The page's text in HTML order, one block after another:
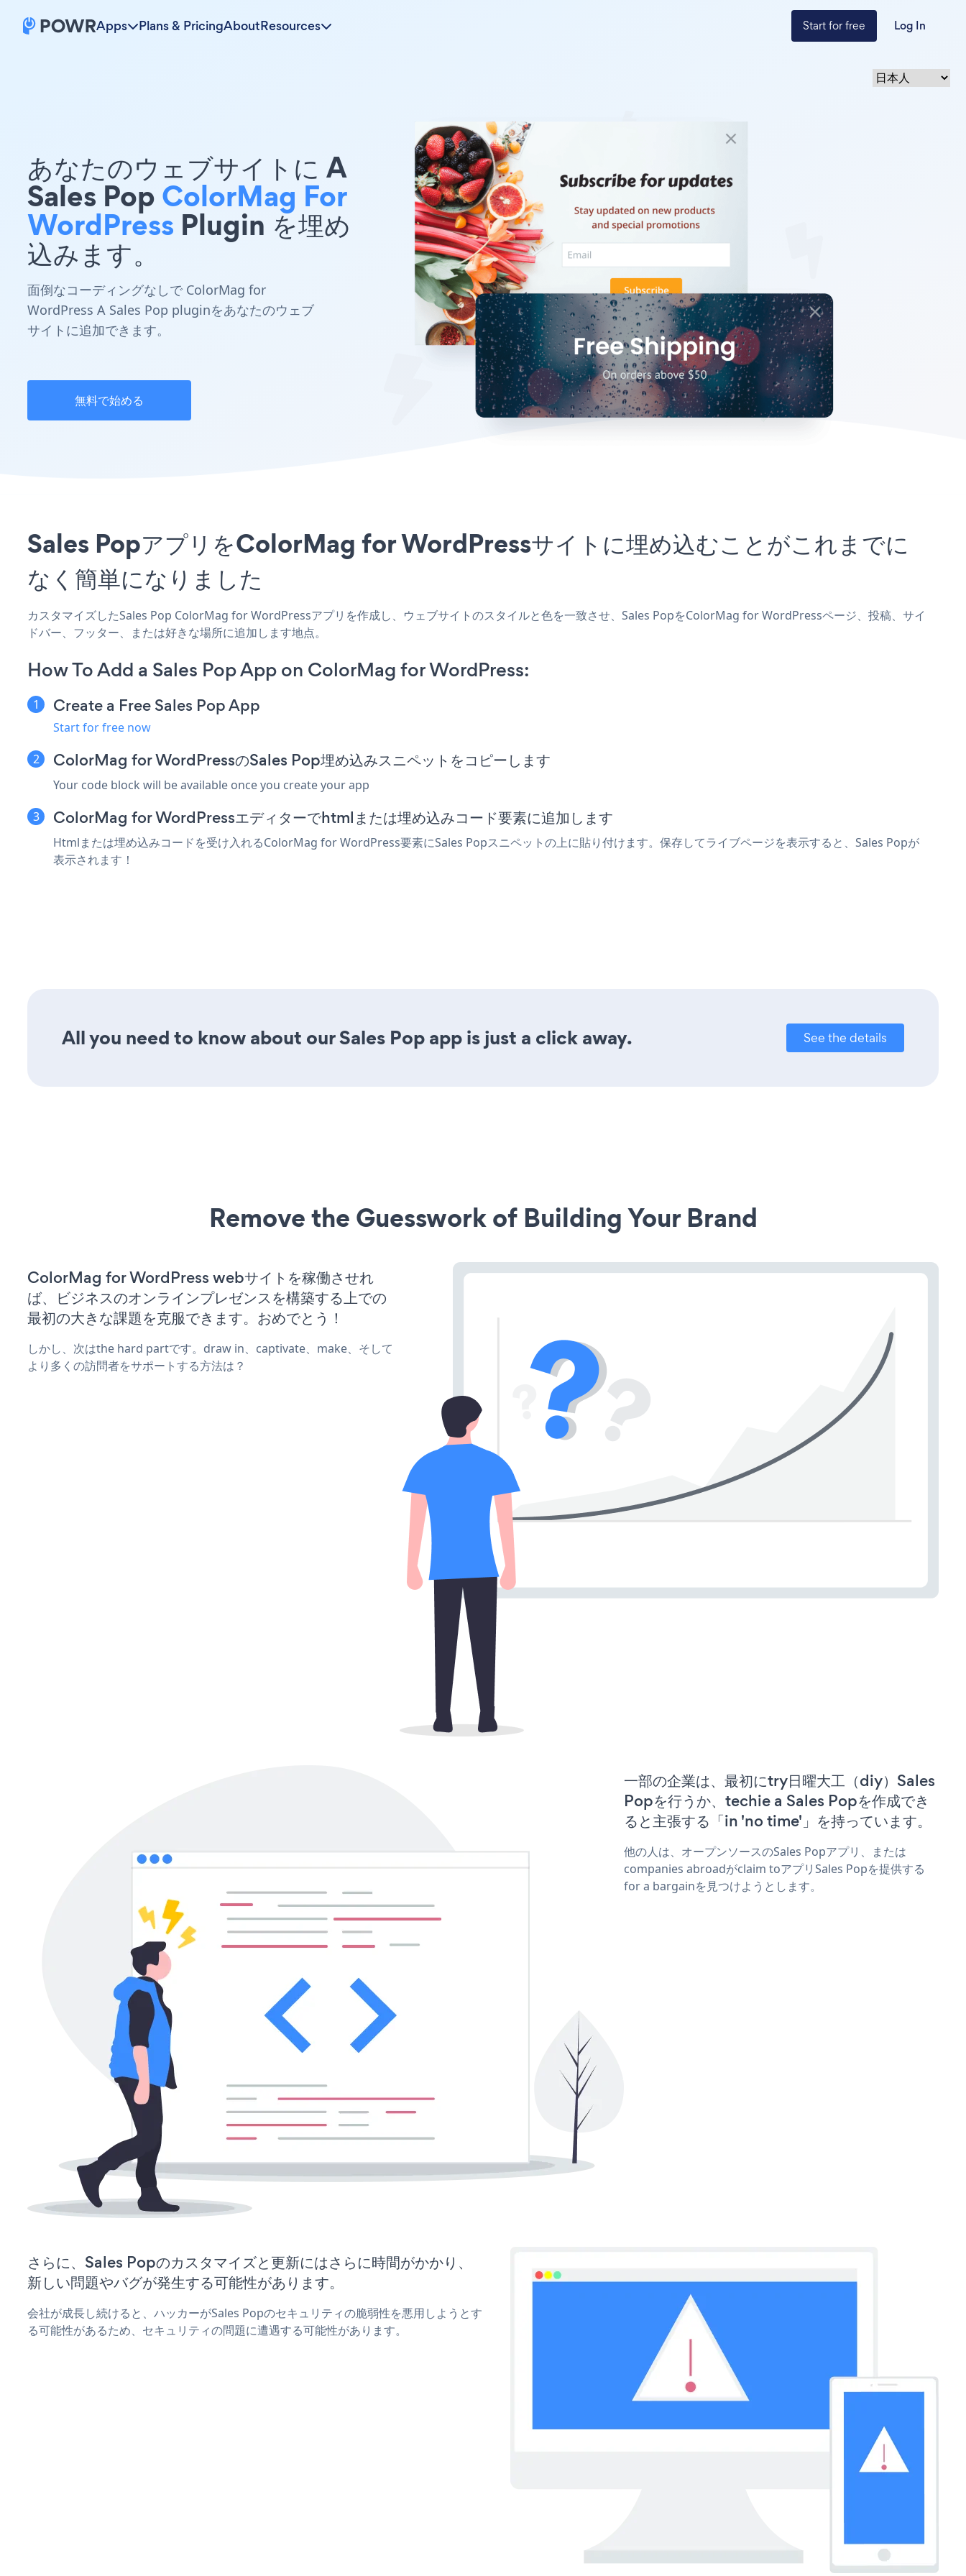
Apps Plans & PricingAboutResources Start for free Log In
あなたのウェブサイトに A
Sales PopColorMag For
WordPress Plugin を埋め
込みます。
面倒なコーディングなしで ColorMag for
WordPress A Sales Pop pluginをあなたのウェブ
サイトに追加できます。
無料で始める
Sales PopアプリをColorMag for WordPressサイトに埋め込むことがこれまでに
なく簡単になりました
カスタマイズしたSales Pop ColorMag for WordPressアプリを作成し、ウェブサイトのスタイルと色を一致させ、Sales PopをColorMag for WordPressページ、投稿、サイ
ドバー、フッター、または好きな場所に追加します地点。
How To Add a Sales Pop App on ColorMag for WordPress:
Create a Free Sales Pop App
Start for free now
ColorMag for WordPressのSales Pop埋め込みスニペットをコピーします
Your code block will be available once you create your app
ColorMag for WordPressエディターでhtmlまたは埋め込みコード要素に追加します
Htmlまたは埋め込みコードを受け入れるColorMag for WordPress要素にSales Popスニペットの上に貼り付けます。保存してライブページを表示すると、Sales Popが
表示されます！
All you need to know about our Sales Pop app is just a click away. See the details
Remove the Guesswork of Building Your Brand
ColorMag for WordPress webサイトを稼働させれ
ば、ビジネスのオンラインプレゼンスを構築する上での
最初の大きな課題を克服できます。おめでとう！
しかし、次はthe hard partです。draw in、captivate、make、そして
より多くの訪問者をサポートする方法は？
一部の企業は、最初にtry日曜大工（diy）Sales
Popを行うか、techie a Sales Popを作成でき
ると主張する「in 'no time'」を持っています。
他の人は、オープンソースのSales Popアプリ、または
companies abroadがclaim toアプリSales Popを提供する
for a bargainを見つけようとします。
さらに、Sales Popのカスタマイズと更新にはさらに時間がかかり、
新しい問題やバグが発生する可能性があります。
会社が成長し続けると、ハッカーがSales Popのセキュリティの脆弱性を悪用しようとす
る可能性があるため、セキュリティの問題に遭遇する可能性があります。